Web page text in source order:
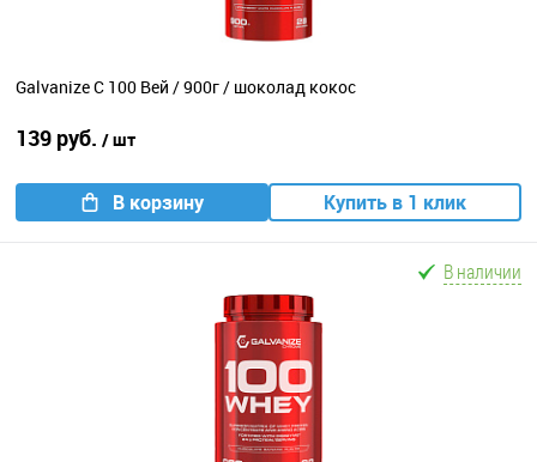
Galvanize C 100 Вей / 900г / шоколад кокос
139 руб. / шт
В корзину Купить в 1 клик
В наличии